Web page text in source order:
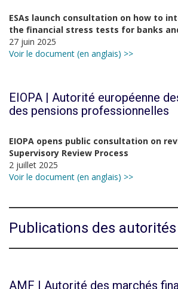
ESAs launch consultation on how to
the financial stress tests for banks
27 juin 2025
Voir le document (en anglais) >>
EIOPA | Autorité européenne
des pensions professionnelles
EIOPA opens public consultation on
Supervisory Review Process
2 juillet 2025
Voir le document (en anglais) >>
Publications des
AMF | Autorité des marchés